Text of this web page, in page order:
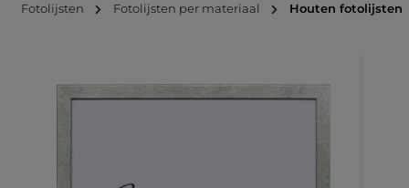
Fotolijsten Fotolijsten per materiaal Houten fotolijsten